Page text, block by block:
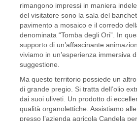
rimangono impressi in maniera
del visitatore sono la sala del
pavimento a mosaico e il corredo
denominata “Tomba degli Ori”. In
supporto di un’affascinante
viviamo in un’esperienza immersiva
suggestione.
Ma questo territorio possiede un
di grande pregio. Si tratta dell’olio
dai suoi uliveti. Un prodotto di
qualità organolettiche. Assistiamo
presso l’azienda agricola Candela